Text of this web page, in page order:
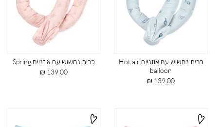
כרית נחשוש עם אוזניים Hot air
balloon
מחיר
139.00 ₪
כרית נחשוש עם אוזניים Spring
מחיר
139.00 ₪